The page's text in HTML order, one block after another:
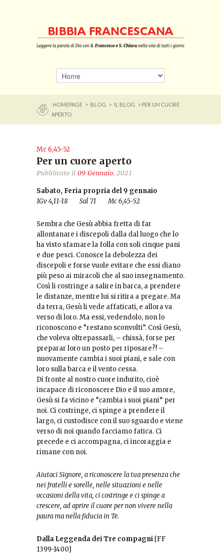
HOMEPAGE > BLOG > IL BLOG
> PER UN CUORE
APERTO
Mc 6,45-52
Per un cuore aperto
Pubblicato il 09 Gennaio, 2021
Sabato, Feria propria del 9 gennaio
1Gv 4,11-18 Sal 71 Mc 6,45-52
Sembra che Gesù abbia fretta di far
allontanare i discepoli dalla dal luogo che lo
ha visto sfamare la folla con soli cinque pani
e due pesci. Conosce la debolezza dei
discepoli e forse vuole evitare che essi diano
più peso ai miracoli che al suo insegnamento.
Così li costringe a salire in barca, a prendere
le distanze, mentre lui si ritira a pregare. Ma
da terra, Gesù li vede affaticati, e allora va
verso di loro. Ma essi, vedendolo, non lo
riconoscono e “restano sconvolti”. Così Gesù,
che voleva oltrepassarli, – chissà, forse per
preparar loro un posto per riposare?! –
nuovamente cambia i suoi piani, e sale con
loro sulla barca e il vento cessa.
Di fronte al nostro cuore indurito, cioè
incapace di riconoscere Dio e il suo amore,
Gesù si fa vicino e “cambia i suoi piani” per
noi. Ci costringe, ci spinge a prendere il
largo, ci custodisce con il suo sguardo e viene
verso di noi quando facciamo fatica. Ci
precede e ci accompagna, ci incoraggia e
rimane con noi.
Aiutaci Signore, a riconoscere la tua presenza che
nei fratelli e sorelle, nelle situazioni e nelle
occasioni della vita, ci costringe e ci spinge a
crescere, ad aprire il cuore per non vivere nella
paura ma nella fiducia in Te.
Dalla Leggenda dei Tre compagni [FF
1399-1400]